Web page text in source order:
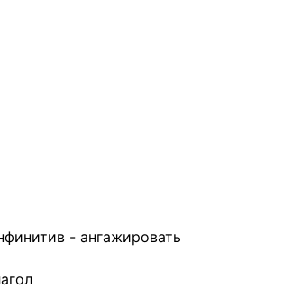
- ангажировать